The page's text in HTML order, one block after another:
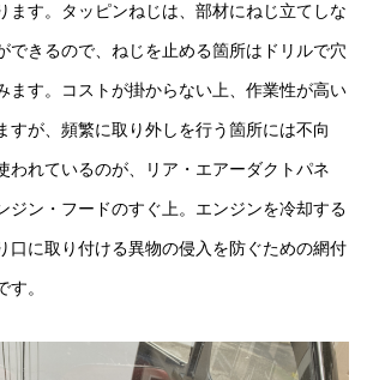
ます。タッピンねじは、部材にねじ立てしな
できるので、ねじを止める箇所はドリルで穴
ます。コストが掛からない上、作業性が高い
すが、頻繁に取り外しを行う箇所には不向
われているのが、リア・エアーダクトパネ
ジン・フードのすぐ上。エンジンを冷却する
口に取り付ける異物の侵入を防ぐための網付
。